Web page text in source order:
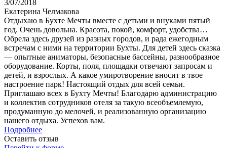
3/07/2018
Екатерина Челмакова
Отдыхаю в Бухте Мечты вместе с детьми и внуками пятый
год. Очень довольна. Красота, покой, комфорт, удобства…
Обрела здесь друзей из разных городов, и рада ежегодным
встречам с ними на территории Бухты. Для детей здесь сказка
— опытные аниматоры, безопасные бассейны, разнообразное
оборудование. Корты, поля, площадки отвечают запросам и
детей, и взрослых. А какое умиротворение вносит в твое
настроение парк! Настоящий отдых для всей семьи.
Приглашаю всех в Бухту Мечты! Благодарю администрацию
и коллектив сотрудников отеля за такую всеобъемлемую,
продуманную до мелочей, и реализованную организацию
нашего отдыха. Успехов вам.
Подробнее
Оставить отзыв